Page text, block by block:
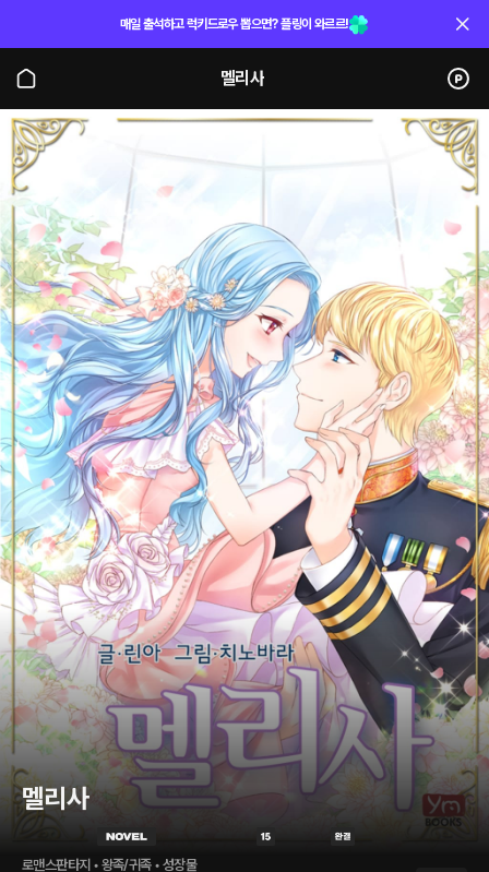
매일 출석하고 럭키드로우 뽑으면? 플링이 와르르!
멜리사
멜리사
로맨스판타지 • 왕족/귀족 • 성장물